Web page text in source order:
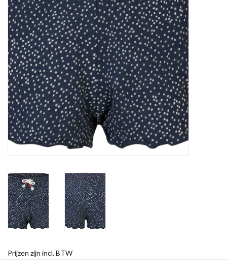
Prijzen zijn incl. BTW